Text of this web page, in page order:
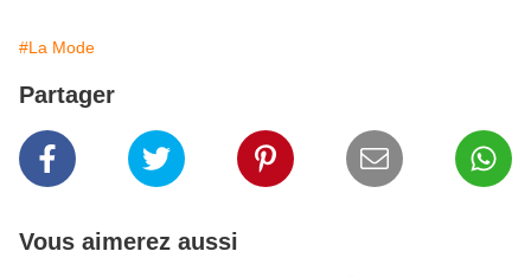
#La Mode
Partager
Vous aimerez aussi